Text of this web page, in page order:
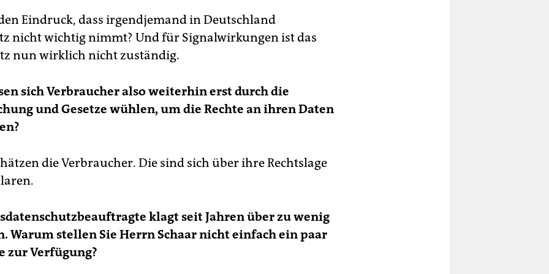
Eindruck, dass irgendjemand in Deutschland
nicht wichtig nimmt? Und für Signalwirkungen ist das
nun wirklich nicht zuständig.
sich Verbraucher also weiterhin erst durch die
und Gesetze wühlen, um die Rechte an ihren Daten
die Verbraucher. Die sind sich über ihre Rechtslage
klagt seit Jahren über zu wenig
Warum stellen Sie Herrn Schaar nicht einfach ein paar
zur Verfügung?